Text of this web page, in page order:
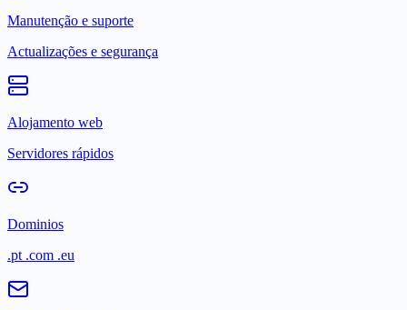
Manutenção e suporte
Actualizações e segurança
Alojamento web
Servidores rápidos
Dominios
.pt .com .eu